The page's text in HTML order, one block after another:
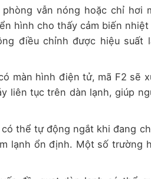
phòng vẫn nóng hoặc chỉ hơi
hình cho thấy cảm biến nhiệt
điều chỉnh được hiệu suất
màn hình điện tử, mã F2 sẽ
liên tục trên dàn lạnh, giúp
có thể tự động ngắt khi đang
lạnh ổn định. Một số trường